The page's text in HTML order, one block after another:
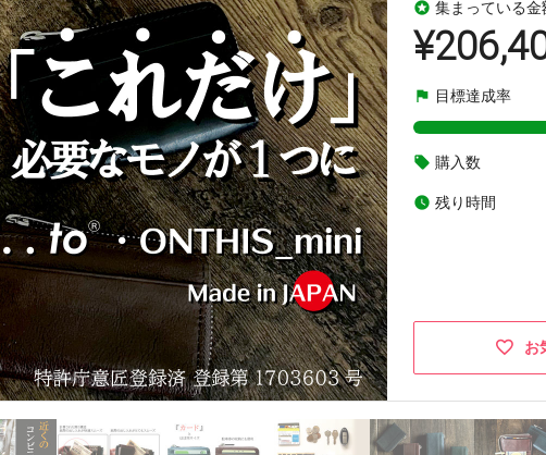
stars 集まっている金
flag 目標達成率
local_offer 購入数
watch_later 残り時間
お